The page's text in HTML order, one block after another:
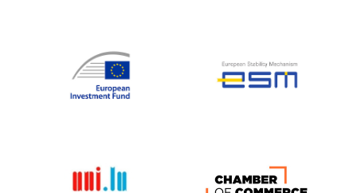
Klaus-Heiner Lehne
Koen LENAERTS
Lars Heikensten
Lucas Papademos